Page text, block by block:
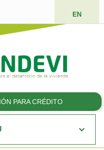
EN
PARA CRÉDITO